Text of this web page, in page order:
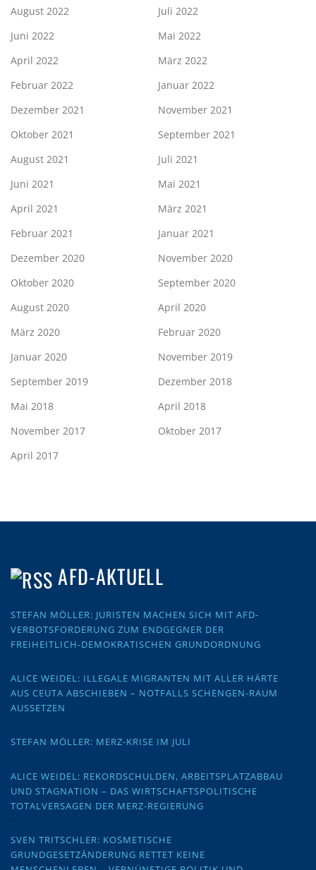
August 2022
Juli 2022
Juni 2022
Mai 2022
April 2022
März 2022
Februar 2022
Januar 2022
Dezember 2021
November 2021
Oktober 2021
September 2021
August 2021
Juli 2021
Juni 2021
Mai 2021
April 2021
März 2021
Februar 2021
Januar 2021
Dezember 2020
November 2020
Oktober 2020
September 2020
August 2020
April 2020
März 2020
Februar 2020
Januar 2020
November 2019
September 2019
Dezember 2018
Mai 2018
April 2018
November 2017
Oktober 2017
April 2017
AFD-AKTUELL
STEFAN MÖLLER: JURISTEN MACHEN SICH MIT AFD-
VERBOTSFORDERUNG ZUM ENDGEGNER DER
FREIHEITLICH-DEMOKRATISCHEN GRUNDORDNUNG
ALICE WEIDEL: ILLEGALE MIGRANTEN MIT ALLER HÄRTE
AUS CEUTA ABSCHIEBEN – NOTFALLS SCHENGEN-RAUM
AUSSETZEN
STEFAN MÖLLER: MERZ-KRISE IM JULI
ALICE WEIDEL: REKORDSCHULDEN, ARBEITSPLATZABBAU
UND STAGNATION – DAS WIRTSCHAFTSPOLITISCHE
TOTALVERSAGEN DER MERZ-REGIERUNG
SVEN TRITSCHLER: KOSMETISCHE
GRUNDGESETZÄNDERUNG RETTET KEINE